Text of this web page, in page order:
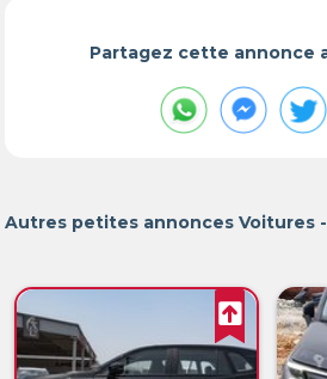
Partagez cette annonce
Autres petites annonces Voitures